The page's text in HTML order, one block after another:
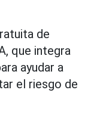
de
que integra
ayudar a
el riesgo de